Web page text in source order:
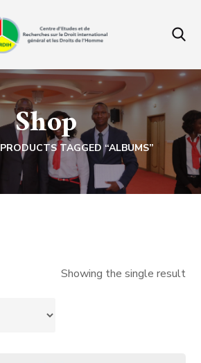
Shop
PRODUCTS TAGGED “ALBUMS”
Showing the single result